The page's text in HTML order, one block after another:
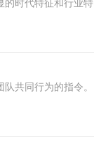
的时代特征和行业特
共同行为的指令。